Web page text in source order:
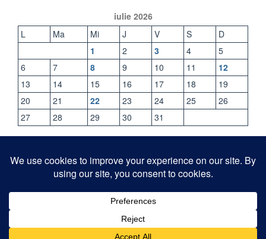
iulie 2026
L
Ma Mi J V S
D
1
2 3 4
5
6
7 8 9 10 11
12
13
14 15 16 17 18
19
20
21 22 23 24 25
26
27
28 29 30 31
© Colegiul Național „Mihail Sadoveanu” Pașcani